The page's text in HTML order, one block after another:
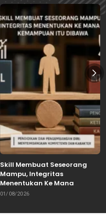
Skill Membuat Seseorang
Mampu, Integritas
Menentukan Ke Mana
Kemampuan Itu Dibawa
01/08/2026